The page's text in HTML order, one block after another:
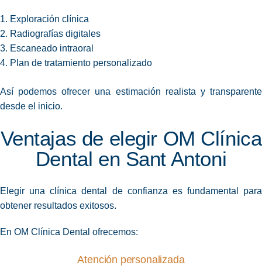
Exploración clínica
Radiografías digitales
Escaneado intraoral
Plan de tratamiento personalizado
Así podemos ofrecer una estimación realista y transparente
desde el inicio.
Ventajas de elegir OM Clínica
Dental en Sant Antoni
Elegir una clínica dental de confianza es fundamental para
obtener resultados exitosos.
En OM Clínica Dental ofrecemos:
Atención personalizada